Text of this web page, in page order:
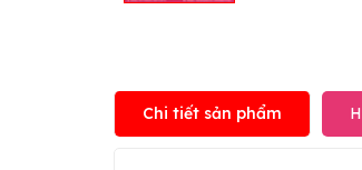
Chi tiết sản phẩm